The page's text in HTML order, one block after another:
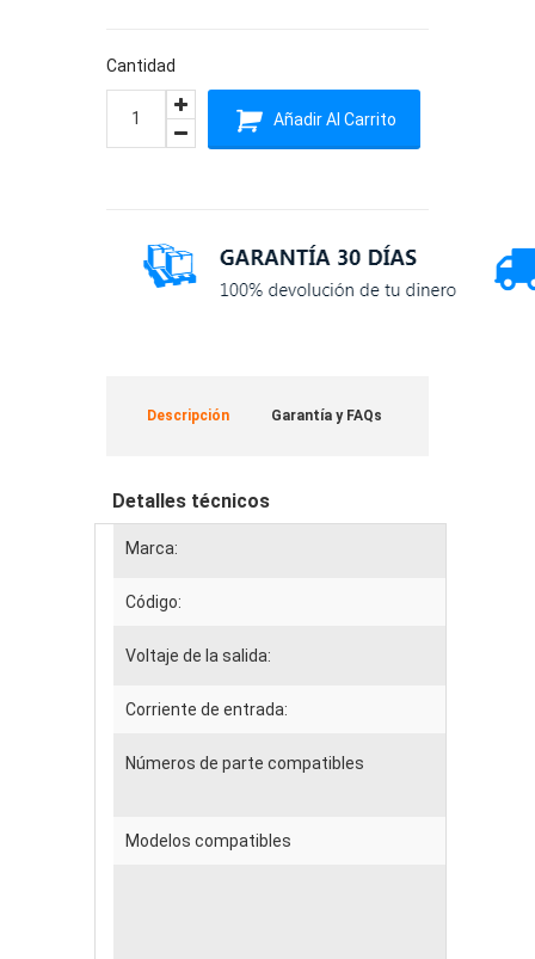
Cantidad
Añadir Al Carrito
Descripción Garantía y FAQs
Detalles técnicos
Marca:
Código:
Voltaje de la salida:
Corriente de entrada:
Números de parte compatibles
Modelos compatibles